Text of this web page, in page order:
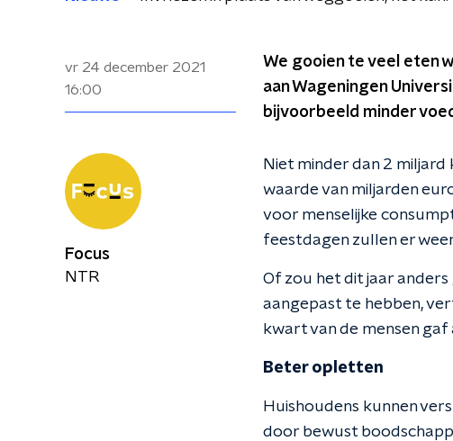
vr 24 december 2021
16:00
We gooien te veel eten
aan Wageningen
bijvoorbeeld minder
Niet minder dan 2
waarde van miljarden
voor menselijke
feestdagen zullen er
Of zou het dit jaar anders
aangepast te hebben,
kwart van de mensen
Beter opletten
Huishoudens kunnen
door bewust
Focus
NTR